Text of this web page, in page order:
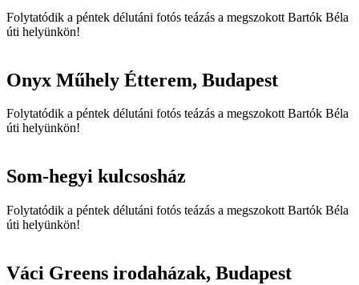
Folytatódik a péntek délutáni fotós teázás a megszokott Bartók Béla
úti helyünkön!
Onyx Műhely Étterem, Budapest
Folytatódik a péntek délutáni fotós teázás a megszokott Bartók Béla
úti helyünkön!
Som-hegyi kulcsosház
Folytatódik a péntek délutáni fotós teázás a megszokott Bartók Béla
úti helyünkön!
Váci Greens irodaházak, Budapest